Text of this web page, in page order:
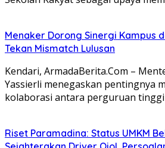
Menaker Dorong Sinergi Kampus
Tekan Mismatch Lulusan
Kendari, ArmadaBerita.Com –
Yassierli menegaskan pentingnya
kolaborasi antara perguruan
Riset Paramadina: Status UMKM